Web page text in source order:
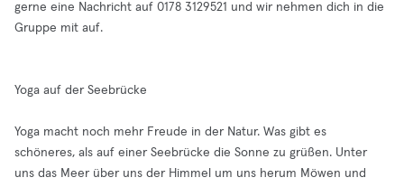
gerne eine Nachricht auf 0178 3129521 und wir nehmen dich in die
Gruppe mit auf.
Yoga auf der Seebrücke
Yoga macht noch mehr Freude in der Natur. Was gibt es
schöneres, als auf einer Seebrücke die Sonne zu grüßen. Unter
uns das Meer über uns der Himmel um uns herum Möwen und